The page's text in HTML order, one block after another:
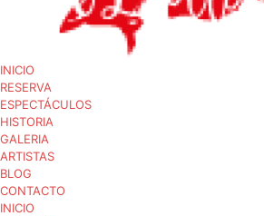
INICIO
RESERVA
ESPECTÁCULOS
HISTORIA
GALERIA
ARTISTAS
BLOG
CONTACTO
INICIO